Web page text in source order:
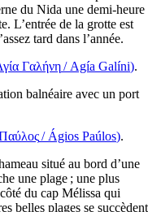
du Nida une demi-heure
L’entrée de la grotte est
tard dans l’année.
Γαλήνη/ Agía Galíni).
balnéaire avec un port
/ Ágios Paúlos).
situé au bord d’une
une plage ; une plus
du cap Mélissa qui
belles plages se succèdent